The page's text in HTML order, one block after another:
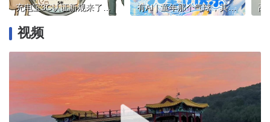
充电宝3C认证新规来了！教你一眼认出“新国标”产品 有AI | 童年那个气球，其实从未飞走，儿童节快乐！
视频